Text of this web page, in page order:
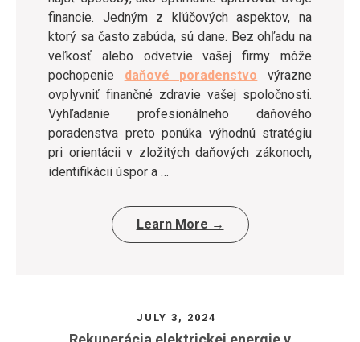
financie. Jedným z kľúčových aspektov, na
ktorý sa často zabúda, sú dane. Bez ohľadu na
veľkosť alebo odvetvie vašej firmy môže
pochopenie daňové poradenstvo výrazne
ovplyvniť finančné zdravie vašej spoločnosti.
Vyhľadanie profesionálneho daňového
poradenstva preto ponúka výhodnú stratégiu
pri orientácii v zložitých daňových zákonoch,
identifikácii úspor a …
Learn More →
JULY 3, 2024